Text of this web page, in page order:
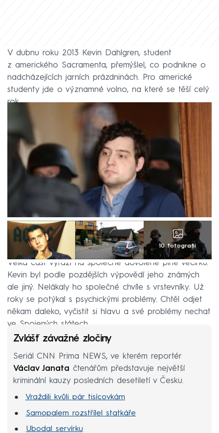
V dubnu roku 2013 Kevin Dahlgren, student
z amerického Sacramenta, přemýšlel, co podnikne o
nadcházejících jarních prázdninách. Pro americké
studenty jde o významné volno, na které se těší celý
rok.
10 fotografií
Velká část vyráží na společné dovolené plné večírků.
Kevin byl podle pozdějších výpovědí jeho známých
ale jiný. Nelákaly ho společné chvíle s vrstevníky. Už
roky se potýkal s psychickými problémy. Chtěl odjet
někam daleko, vyčistit si hlavu a své problémy nechat
ve Spojených státech.
Zvlášť závažné zločiny
Seriál CNN Prima NEWS, ve kterém reportér
Václav Janata čtenářům představuje největší
kriminální kauzy posledních desetiletí v Česku.
Vraždili kvůli pár tisícovkám
Samopalem rozstřílel statkáře
Ubodal servírku